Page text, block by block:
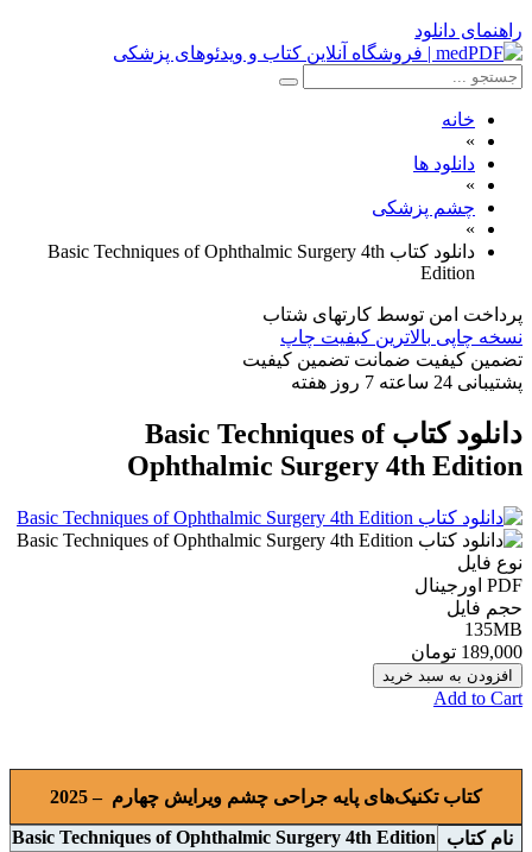
راهنمای دانلود
خانه
»
دانلود ها
»
چشم پزشکی
»
دانلود كتاب Basic Techniques of Ophthalmic Surgery 4th
Edition
پرداخت امن توسط کارتهای شتاب
نسخه چاپی بالاترین کبفیت چاپ
تضمین کیفیت ضمانت تضمین کیفیت
پشتیبانی 24 ساعته 7 روز هفته
دانلود كتاب Basic Techniques of
Ophthalmic Surgery 4th Edition
نوع فایل
PDF اورجينال
حجم فایل
135MB
189,000 تومان
افزودن به سبد خرید
Add to Cart
کتاب تکنیک‌های پایه جراحی چشم ویرایش چهارم – 2025
نام کتاب
Basic Techniques of Ophthalmic Surgery 4th Edition